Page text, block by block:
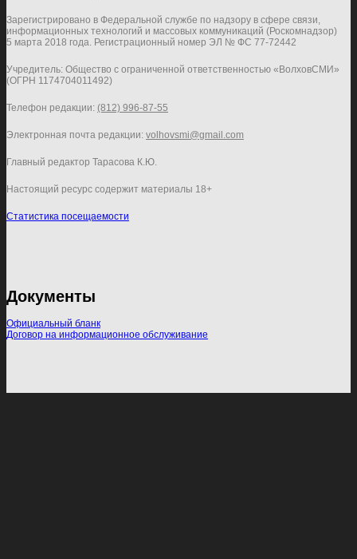
Зарегистрировано в Федеральной службе по надзору в сфере связи,
информационных технологий и массовых коммуникаций (Роскомнадзор)
5 марта 2018 года. Регистрационный номер ЭЛ № ФС 77-72442
Учредитель: Общество с ограниченной ответственностью «ВолховСМИ»
(ОГРН 1174704011492)
Телефон редакции: (812) 996-87-55
Электронная почта редакции: volhovsmi@gmail.com
Главный редактор Тарасова К.Ю.
Настоящий ресурс содержит материалы 18+
Статистика посещаемости
Документы
Официальный бланк
Договор на информационное обслуживание